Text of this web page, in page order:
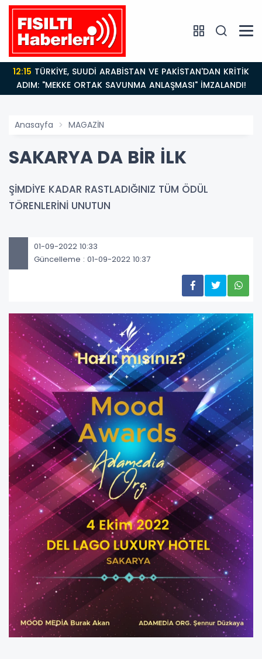
12:15
ADIM: "MEKKE ORTAK SAVUNMA ANLAŞMASI" İMZALANDI!
Anasayfa MAGAZİN
SAKARYA DA BİR İLK
ŞİMDİYE KADAR RASTLADIĞINIZ TÜM ÖDÜL
TÖRENLERİNİ UNUTUN
01-09-2022 10:33
Güncelleme : 01-09-2022 10:37